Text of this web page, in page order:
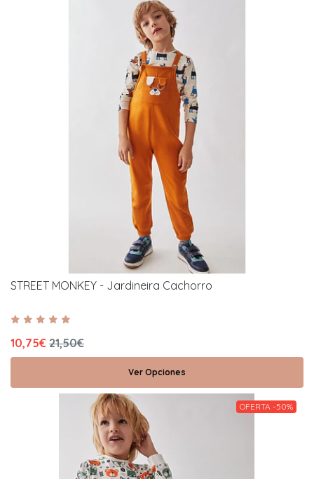
STREET MONKEY - Jardineira Cachorro
10,75€ 21,50€
Ver Opciones
OFERTA -50%